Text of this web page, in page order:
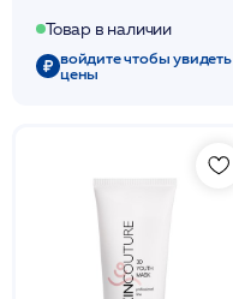
/HISTOLAB
Товар в наличии
войдите чтобы увидеть
цены